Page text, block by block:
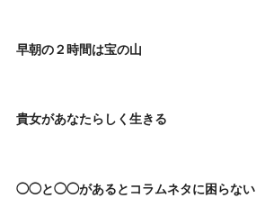
早朝の２時間は宝の山
貴女があなたらしく生きる
◯◯と◯◯があるとコラムネタに困らない